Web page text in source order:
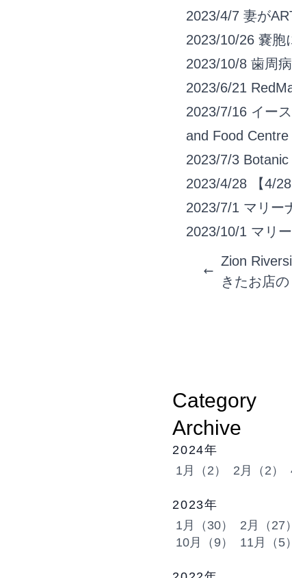
2023/4/7 妻が
2023/10/26 嚢胞
2023/10/8 歯周
2023/6/21
2023/7/16 イー
and Food Centre
2023/7/3
2023/4/28
【4/
2023/7/1 マリー
2023/10/1 マリ
Zion
きたお店
Category
Archive
2024年
1月（2）
2月（2）
2023年
1月（30）
2月（27）
10月（9）
11月（5）